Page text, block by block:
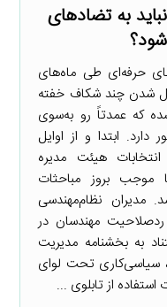
به تضادهای
حرفه‌ای طی ماه‌های
شدن چند شکاف خفته
که عمدتاً رو به‌سوی
ابتدا و از اوایل
هیئت مدیره
موجب بروز مباحثات
مدیران نظام‌مهندسی
مهندسان در
به بخشنامه مدیریت
سیاسی‌کاری تحت لوای
از تابلوی ...